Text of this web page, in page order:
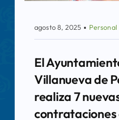
agosto 8, 2025 ▪ Personal
El
Villanueva de
realiza 7
contrataciones